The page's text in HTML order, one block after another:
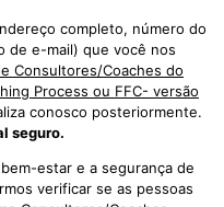
completo, número do
de e-mail) que você nos
Consultores/Coaches do
Process ou FFC- versão
conosco posteriormente.
seguro.
estar e a segurança de
verificar se as pessoas